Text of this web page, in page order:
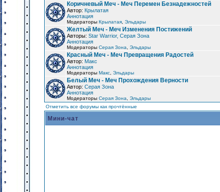
Коричневый Меч - Меч Перемен Безнадежностей
Автор: Крылатая
Аннотация
Модераторы Крылатая Эльдары
Желтый Меч - Меч Изменения Постижений
Авторы: Star Warrior, Серая Зона
Аннотация
Модераторы Серая Зона Эльдары
Красный Меч - Меч Превращения Радостей
Автор: Макс
Аннотация
Модераторы Макс Эльдары
Белый Меч - Меч Прохождения Верности
Автор: Серая Зона
Аннотация
Модераторы Серая Зона
Эльдары
Отметить все форумы как прочтённые
Мини-чат